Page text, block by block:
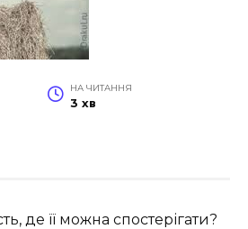
НА ЧИТАННЯ
3 хв
де її можна спостерігати?